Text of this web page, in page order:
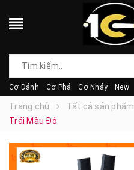
Cơ Đánh Cơ Phá Cơ Nhảy New
Trang chủ Tất cả sản phẩm
Trái Màu Đỏ